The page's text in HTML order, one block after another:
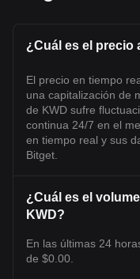
¿Cuál es el precio
El precio en tiempo
una capitalización de
de KWD sufre
continua 24/7 en el
en tiempo real y sus
Bitget.
¿Cuál es el
KWD?
En las últimas 24
de $0.00.